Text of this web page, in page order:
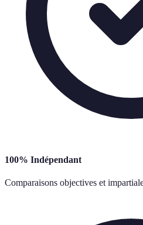
100% Indépendant
Comparaisons objectives et